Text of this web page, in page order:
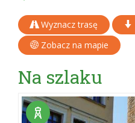
Wyznacz trasę
Zobacz na mapie
Na szlaku